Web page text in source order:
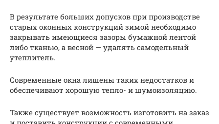
В результате больших допусков при производстве
старых оконных конструкций зимой необходимо
закрывать имеющиеся зазоры бумажной лентой
либо тканью, а весной — удалять самодельный
утеплитель.
Современные окна лишены таких недостатков и
обеспечивают хорошую тепло- и шумоизоляцию.
Также существует возможность изготовить на заказ